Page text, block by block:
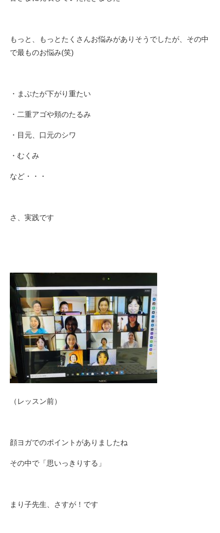
もっと、もっとたくさんお悩みがありそうでしたが、その中
で最ものお悩み(笑)
・まぶたが下がり重たい
・二重アゴや頬のたるみ
・目元、口元のシワ
・むくみ
など・・・
さ、実践です
（レッスン前）
顔ヨガでのポイントがありましたね
その中で「思いっきりする」
まり子先生、さすが！です